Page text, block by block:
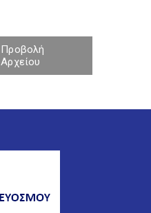
Προβολή
Αρχείου